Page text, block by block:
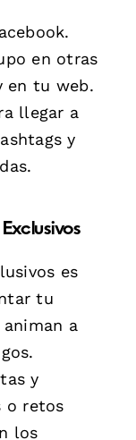
en otras
en tu web.
llegar a
y
es
tu
a
y
o retos
los